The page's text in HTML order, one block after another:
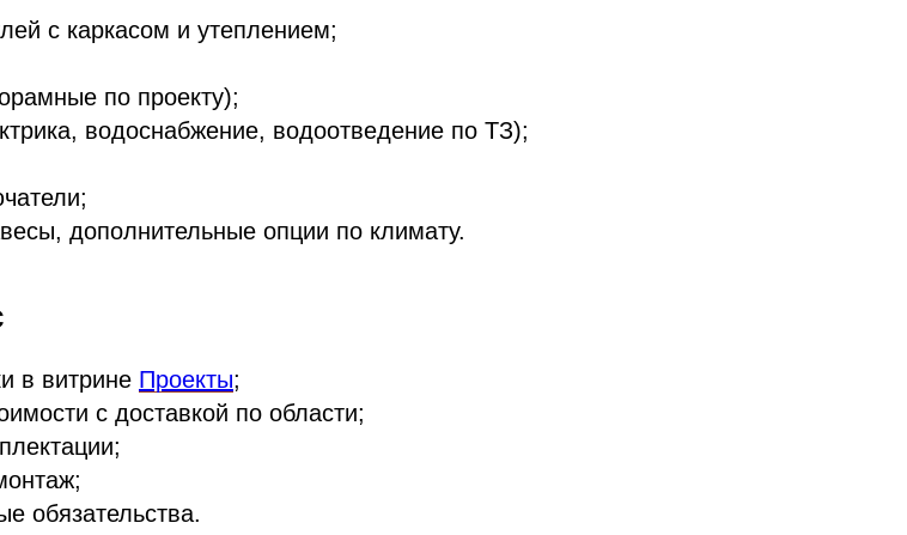
с каркасом и утеплением;
по проекту);
водоснабжение, водоотведение по ТЗ);
дополнительные опции по климату.
в витрине Проекты;
с доставкой по области;
обязательства.